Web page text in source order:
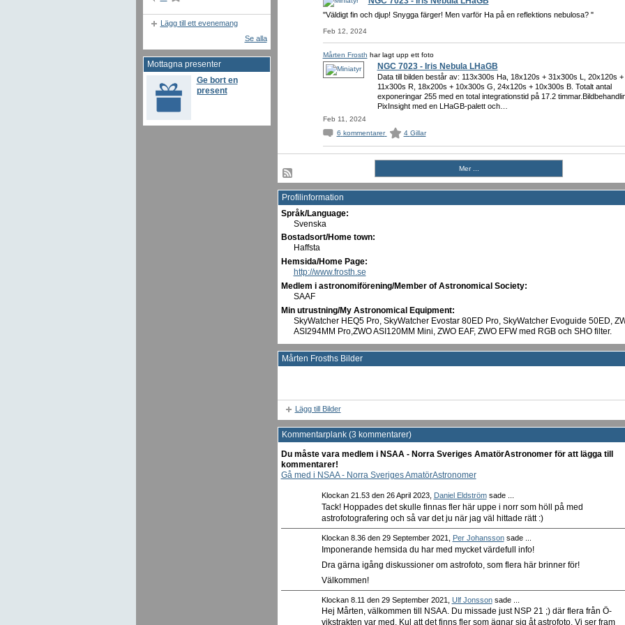
Lägg till ett evenemang
Se alla
Mottagna presenter
Ge bort en
present
"Väldigt fin och djup! Snygga färger! Men varför Ha på en reflektions nebulosa? "
Feb 12, 2024
Mårten Frosth har lagt upp ett foto
NGC 7023 - Iris Nebula LHaGB
Data till bilden består av: 113x300s Ha, 18x120s + 31x300s L, 20x120s +
11x300s R, 18x200s + 10x300s G, 24x120s + 10x300s B. Totalt antal
exponeringar 255 med en total integrationstid på 17.2
PixInsight med en LHaGB-palett och…
Feb 11, 2024
6 kommentarer 4 Gillar
Mer ...
Profilinformation
Språk/Language:
Svenska
Bostadsort/Home town:
Haffsta
Hemsida/Home Page:
http://www.frosth.se
Medlem i astronomiförening/Member of Astronomical Society:
SAAF
Min utrustning/My Astronomical Equipment:
SkyWatcher HEQ5 Pro, SkyWatcher Evostar 80ED Pro, SkyWatcher Evoguide 50ED,
ASI294MM Pro,ZWO ASI120MM Mini, ZWO EAF, ZWO EFW med RGB och SHO filter.
Mårten Frosths Bilder
Lägg till Bilder
Kommentarplank (3 kommentarer)
Du måste vara medlem i NSAA - Norra Sveriges AmatörAstronomer för att lägga till
kommentarer!
Gå med i NSAA - Norra Sveriges AmatörAstronomer
Klockan 21.53 den 26 April 2023, Daniel Eldströmsade ...
Tack! Hoppades det skulle finnas fler här uppe i norr som höll på med
astrofotografering och så var det ju när jag väl hittade rätt :)
Klockan 8.36 den 29 September 2021, Per Johanssonsade ...
Imponerande hemsida du har med mycket värdefull info!
Dra gärna igång diskussioner om astrofoto, som flera här brinner för!
Välkommen!
Klockan 8.11 den 29 September 2021, Ulf Jonssonsade ...
Hej Mårten, välkommen till NSAA. Du missade just NSP 21 ;) där flera från Ö-
vikstrakten var med. Kul att det finns fler som ägnar sig åt astrofoto. Vi ser fram